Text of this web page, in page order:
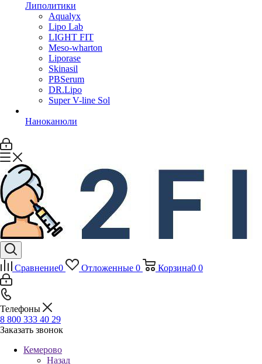
Липолитики
Aqualyx
Lipo Lab
LIGHT FIT
Meso-wharton
Liporase
Skinasil
PBSerum
DR.Lipo
Super V-line Sol
Наноканюли
Сравнение0 Отложенные 0 Корзина0 0
Телефоны
8 800 333 40 29
Заказать звонок
Кемерово
Назад